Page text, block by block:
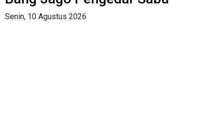
Senin, 10 Agustus 2026